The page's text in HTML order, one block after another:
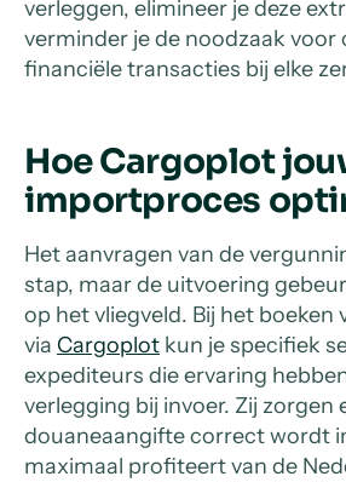
verleggen, elimineer je deze
verminder je de noodzaak voor
financiële transacties bij elke
Hoe Cargoplot
importproces
Het aanvragen van de
stap, maar de uitvoering
op het vliegveld. Bij het boeken
via Cargoplot kun je specifiek
expediteurs die ervaring
verlegging bij invoer. Zij zorgen
douaneaangifte correct wordt
maximaal profiteert van de